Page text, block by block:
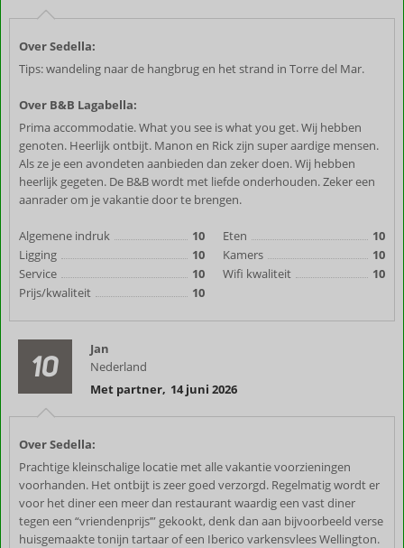
Over Sedella:
Tips: wandeling naar de hangbrug en het strand in Torre del Mar.
Over B&B Lagabella:
Prima accommodatie. What you see is what you get. Wij hebben
genoten. Heerlijk ontbijt. Manon en Rick zijn super aardige mensen.
Als ze je een avondeten aanbieden dan zeker doen. Wij hebben
heerlijk gegeten. De B&B wordt met liefde onderhouden. Zeker een
aanrader om je vakantie door te brengen.
Algemene indruk
10
Ligging
10
Service
10
Prijs/kwaliteit
10
Eten
10
Kamers
10
Wifi kwaliteit
10
10
Jan
Nederland
Met partner, 14 juni 2026
Over Sedella:
Prachtige kleinschalige locatie met alle vakantie voorzieningen
voorhanden. Het ontbijt is zeer goed verzorgd. Regelmatig wordt er
voor het diner een meer dan restaurant waardig een vast diner
tegen een “vriendenprijs’” gekookt, denk dan aan bijvoorbeeld verse
huisgemaakte tonijn tartaar of een Iberico varkensvlees Wellington.